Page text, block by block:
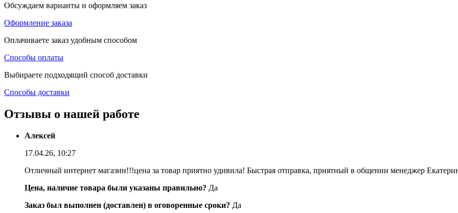
Обсуждаем варианты и оформляем заказ
Оформление заказа
Оплачиваете заказ удобным способом
Способы оплаты
Выбираете подходящий способ доставки
Способы доставки
Отзывы о нашей работе
Алексей
17.04.26, 10:27
Отличный интернет магазин!!!цена за товар приятно удивила! Быстрая отправка, приятный в общении менеджер
Цена, наличие товара были указаны правильно? Да
Заказ был выполнен (доставлен) в оговоренные сроки? Да